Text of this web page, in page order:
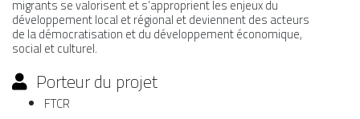
migrants se valorisent et s’approprient les enjeux du
développement local et régional et deviennent des acteurs
de la démocratisation et du développement économique,
social et culturel.
Porteur du projet
FTCR